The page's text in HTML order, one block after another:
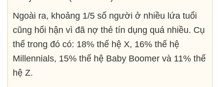
Ngoài ra, khoảng 1/5 số người ở nhiều lứa tuổi
cũng hối hận vì đã nợ thẻ tín dụng quá nhiều. Cụ
thể trong đó có: 18% thế hệ X, 16% thế hệ
Millennials, 15% thế hệ Baby Boomer và 11% thế
hệ Z.